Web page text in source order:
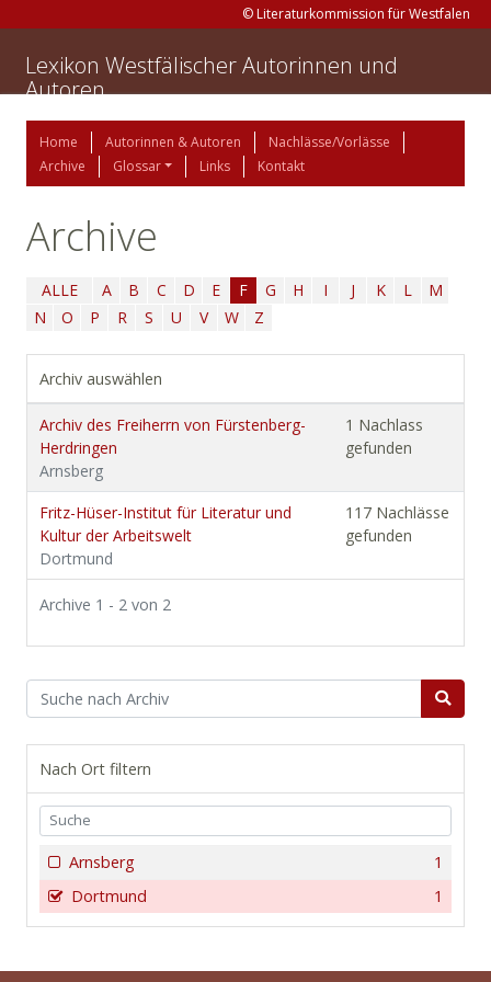
© Literaturkommission für Westfalen
Lexikon Westfälischer Autorinnen und
Autoren
Home Autorinnen & Autoren
Nachlässe/Vorlässe
Archive
Glossar Links Kontakt
Archive
ALLE A B C D E F G H I J K L
M
N
O P R S U V W Z
Archiv auswählen
Archiv des Freiherrn von Fürstenberg-
Herdringen
Arnsberg
1 Nachlass
gefunden
Fritz-Hüser-Institut für Literatur und
Kultur der Arbeitswelt
Dortmund
117 Nachlässe
gefunden
Archive 1 - 2 von 2
Nach Ort filtern
1
Arnsberg
1
Dortmund